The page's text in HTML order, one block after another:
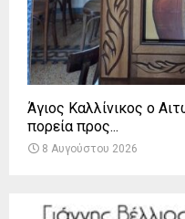
Άγιος Καλλίνικος ο
πορεία προς...
8 Αυγούστου 2026